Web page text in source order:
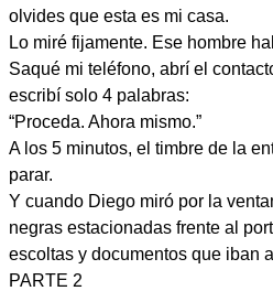
olvides que esta es mi casa.
Lo miré fijamente. Ese hombre
Saqué mi teléfono, abrí el
escribí solo 4 palabras:
“Proceda. Ahora mismo.”
A los 5 minutos, el timbre de la
parar.
Y cuando Diego miró por la
negras estacionadas frente al
escoltas y documentos que iban
PARTE 2